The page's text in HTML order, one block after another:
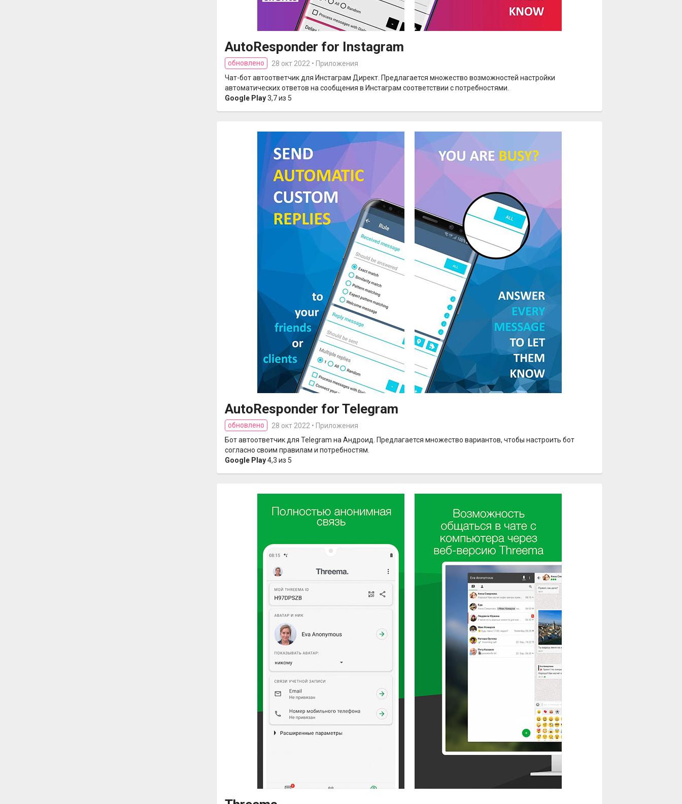
AutoResponder for Instagram
обновлено
28 окт 2022 • Приложения
Чат-бот автоответчик для Инстаграм Директ. Предлагается множество возможностей настройки
автоматических ответов на сообщения в Инстаграм соответствии с потребностями.
Google Play3,7 из 5
AutoResponder for Telegram
обновлено
28 окт 2022 • Приложения
Бот автоответчик для Telegram на Андроид. Предлагается множество вариантов, чтобы настроить бот
согласно своим правилам и потребностям.
Google Play4,3 из 5